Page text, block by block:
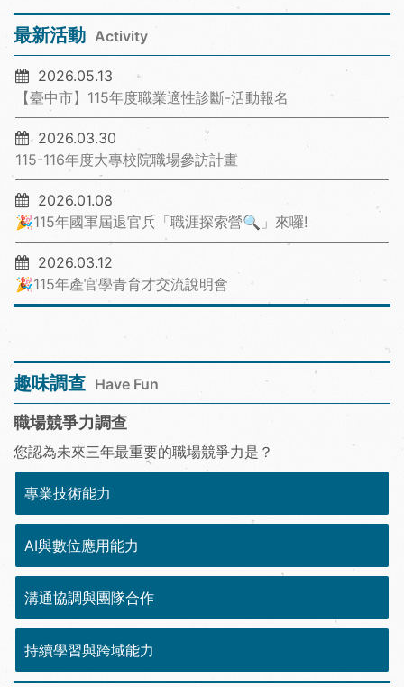
最新活動 Activity
2026.05.13
【臺中市】115年度職業適性診斷-活動報名
2026.03.30
115-116年度大專校院職場參訪計畫
2026.01.08
🎉115年國軍屆退官兵「職涯探索營🔍」來囉!
2026.03.12
🎉115年產官學青育才交流說明會
趣味調查 Have Fun
職場競爭力調查
您認為未來三年最重要的職場競爭力是？
專業技術能力
AI與數位應用能力
溝通協調與團隊合作
持續學習與跨域能力